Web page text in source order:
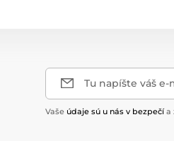
Tu napíšte váš e-
Vaše údaje sú u nás v bezpečí a